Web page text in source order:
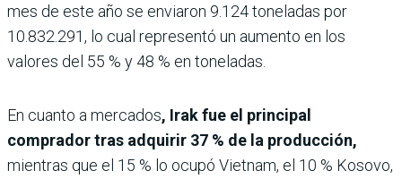
mes de este año se enviaron 9.124 toneladas por
10.832.291, lo cual representó un aumento en los
valores del 55 % y 48 % en toneladas.
En cuanto a mercados, Irak fue el principal
comprador tras adquirir 37 % de la producción,
mientras que el 15 % lo ocupó Vietnam, el 10 % Kosovo,